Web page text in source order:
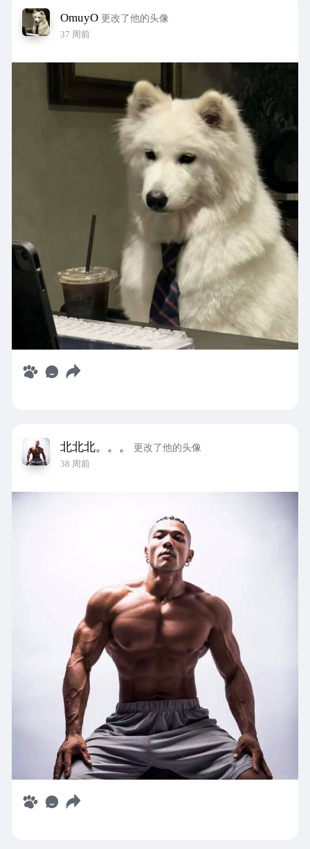
OmuyO 更改了他的头像
37 周前
北北北。。。
更改了他的头像
38 周前